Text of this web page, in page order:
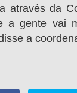
através da
a gente vai
a